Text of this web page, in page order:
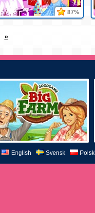
87%
»
English Svensk